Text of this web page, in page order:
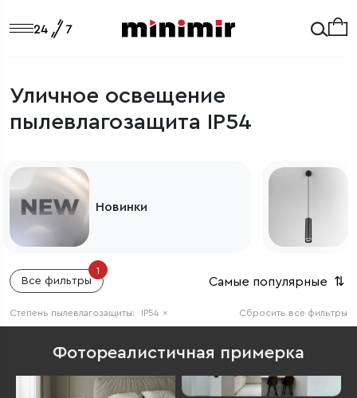
Уличное освещение
пылевлагозащита IP54
Новинки
Все фильтры
1
Самые популярные ⇅
Сбросить все фильтры
Степень пылевлагозащиты: IP54 ×
Фотореалистичная примерка